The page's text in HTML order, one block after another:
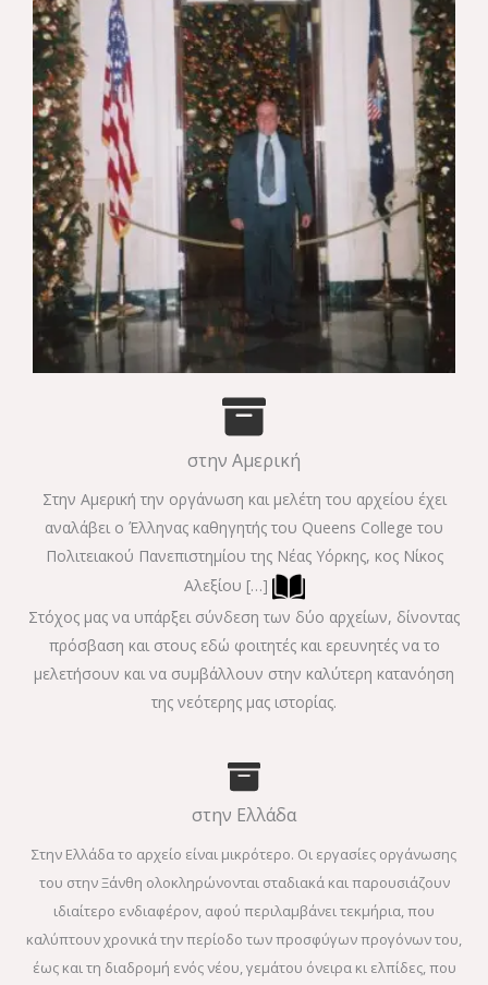
στην Αμερική
Στην Αμερική την οργάνωση και μελέτη του αρχείου έχει
αναλάβει ο Έλληνας καθηγητής του Queens College του
Πολιτειακού Πανεπιστημίου της Νέας Υόρκης, κος Νίκος
Αλεξίου […]
Στόχος μας να υπάρξει σύνδεση των δύο αρχείων, δίνοντας
πρόσβαση και στους εδώ φοιτητές και ερευνητές να το
μελετήσουν και να συμβάλλουν στην καλύτερη κατανόηση
της νεότερης μας ιστορίας.
στην Ελλάδα
Στην Ελλάδα το αρχείο είναι μικρότερο. Οι εργασίες οργάνωσης
του στην Ξάνθη ολοκληρώνονται σταδιακά και παρουσιάζουν
ιδιαίτερο ενδιαφέρον, αφού περιλαμβάνει τεκμήρια, που
καλύπτουν χρονικά την περίοδο των προσφύγων προγόνων του,
έως και τη διαδρομή ενός νέου, γεμάτου όνειρα κι ελπίδες, που